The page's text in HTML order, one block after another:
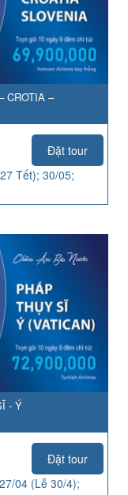
CROTIA –
Đặt tour
Tết); 30/05;
- Ý
Đặt tour
04 (Lễ 30/4);